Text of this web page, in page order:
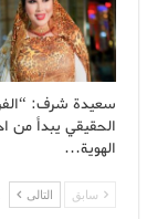
سعيدة شرف:
الحقيقي يبدأ من
الهوية…
سابق التالى